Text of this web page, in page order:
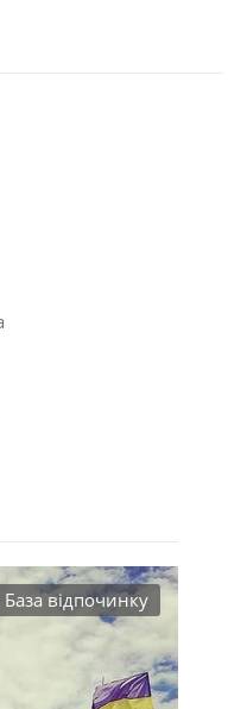
База відпочинку